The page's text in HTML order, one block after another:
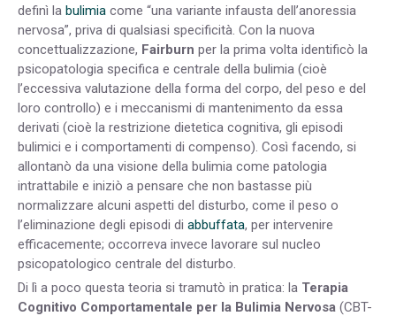
definì la bulimia come “una variante infausta dell’anoressia
nervosa”, priva di qualsiasi specificità. Con la nuova
concettualizzazione, Fairburn per la prima volta identificò la
psicopatologia specifica e centrale della bulimia (cioè
l’eccessiva valutazione della forma del corpo, del peso e del
loro controllo) e i meccanismi di mantenimento da essa
derivati (cioè la restrizione dietetica cognitiva, gli episodi
bulimici e i comportamenti di compenso). Così facendo, si
allontanò da una visione della bulimia come patologia
intrattabile e iniziò a pensare che non bastasse più
normalizzare alcuni aspetti del disturbo, come il peso o
l’eliminazione degli episodi di abbuffata, per intervenire
efficacemente; occorreva invece lavorare sul nucleo
psicopatologico centrale del disturbo.
Di lì a poco questa teoria si tramutò in pratica: la Terapia
Cognitivo Comportamentale per la Bulimia Nervosa (CBT-